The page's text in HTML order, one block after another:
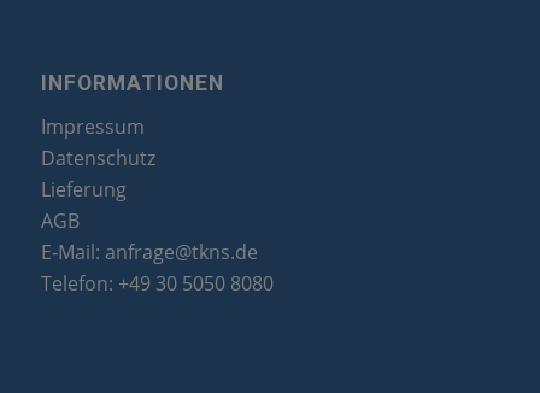
INFORMATIONEN
Impressum
Datenschutz
Lieferung
AGB
E-Mail: anfrage@tkns.de
Telefon: +49 30 5050 8080